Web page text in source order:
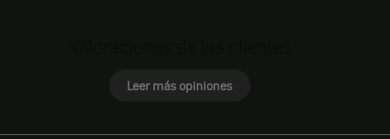
Leer más opiniones